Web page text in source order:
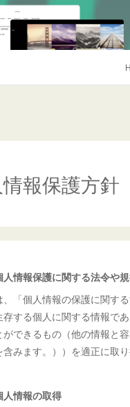
報保護方針
人情報保護に関する法令や
、「個人情報の保護に関す
存する個人に関する情報で
ができるもの（他の情報と
含みます。））を適正に取り
人情報の取得